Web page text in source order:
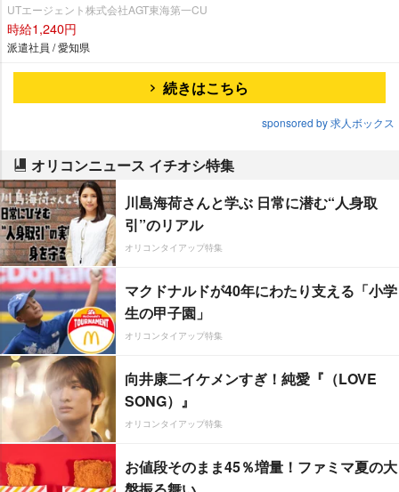
UTエージェント株式会社AGT東海第一CU
時給1,240円
派遣社員 / 愛知県
続きはこちら
sponsored by 求人ボックス
オリコンニュース イチオシ特集
川島海荷さんと学ぶ 日常に潜む“人身取
引”のリアル
オリコンタイアップ特集
マクドナルドが40年にわたり支える「小学
生の甲子園」
オリコンタイアップ特集
向井康二イケメンすぎ！純愛『（LOVE
SONG）』
オリコンタイアップ特集
お値段そのまま45％増量！ファミマ夏の大